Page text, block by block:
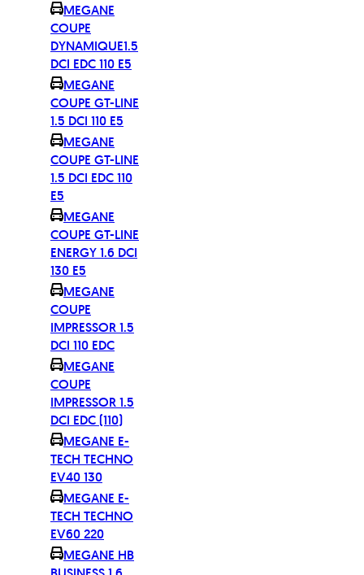
MEGANE
COUPE
DYNAMIQUE1.5
DCI EDC 110 E5
MEGANE
COUPE GT-LINE
1.5 DCI 110 E5
MEGANE
COUPE GT-LINE
1.5 DCI EDC 110
E5
MEGANE
COUPE GT-LINE
ENERGY 1.6 DCI
130 E5
MEGANE
COUPE
IMPRESSOR 1.5
DCI 110 EDC
MEGANE
COUPE
IMPRESSOR 1.5
DCI EDC (110)
MEGANE E-
TECH TECHNO
EV40 130
MEGANE E-
TECH TECHNO
EV60 220
MEGANE HB